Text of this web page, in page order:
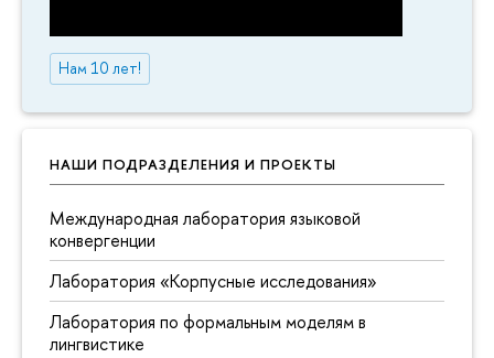
Нам 10 лет!
НАШИ ПОДРАЗДЕЛЕНИЯ И ПРОЕКТЫ
Международная лаборатория языковой
конвергенции
Лаборатория «Корпусные исследования»
Лаборатория по формальным моделям в
лингвистике